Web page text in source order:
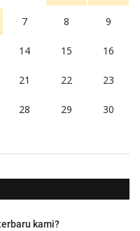
7 8 9
14 15 16
21 22 23
28 29 30
kami?